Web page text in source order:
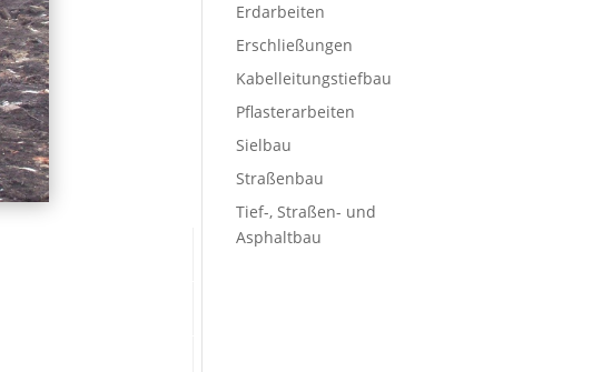
Erdarbeiten
Erschließungen
Kabelleitungstiefbau
Pflasterarbeiten
Sielbau
Straßenbau
Tief-, Straßen- und
Asphaltbau